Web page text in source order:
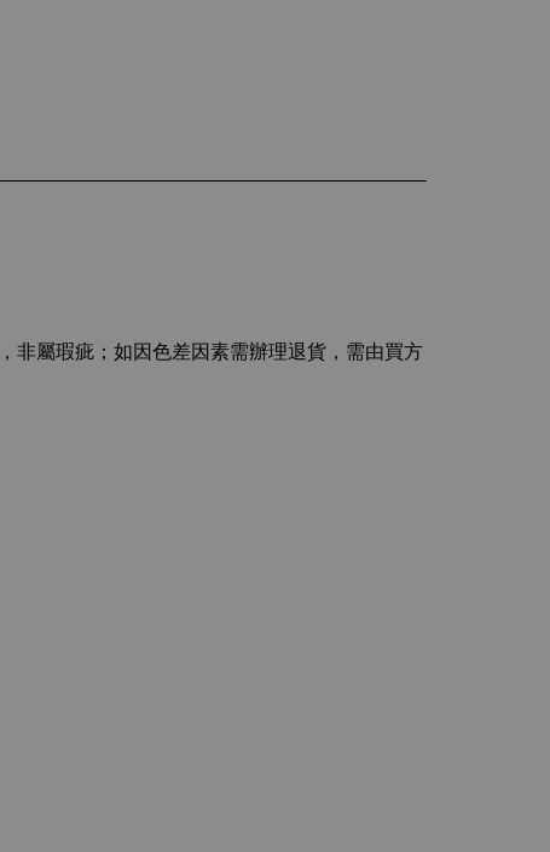
非屬瑕疵；如因色差因素需辦理退貨，需由買方